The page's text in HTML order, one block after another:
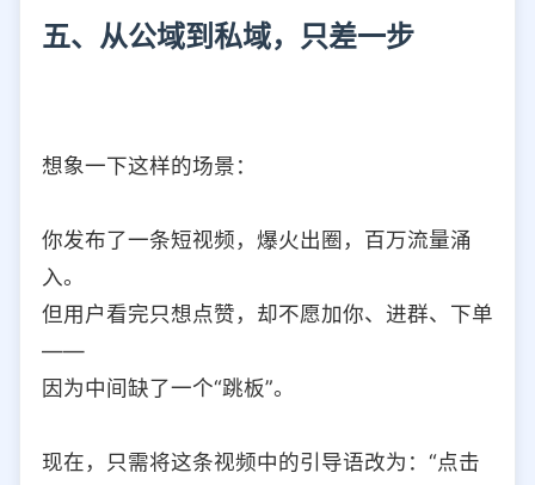
五、从公域到私域，只差一步
想象一下这样的场景：
你发布了一条短视频，爆火出圈，百万流量涌
入。
但用户看完只想点赞，却不愿加你、进群、下单
——
因为中间缺了一个“跳板”。
现在，只需将这条视频中的引导语改为：“点击